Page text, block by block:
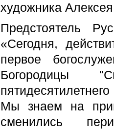
художника
Предстоятель
«Сегодня,
первое
Богородицы
Мы знаем на
сменились